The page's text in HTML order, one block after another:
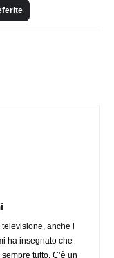
anche i
ha insegnato che
tutto. C’è un